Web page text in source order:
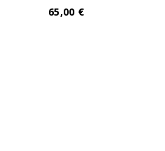
65,00 €